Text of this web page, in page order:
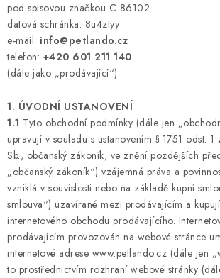
O NÁS
BLOG
ZNAČKY
PŘIHLÁSIT SE
REGISTROVAT
Kontakty
Hodnocení obchodu
pod spisovou značkou C 86102
datová schránka: 8u4ztyy
e-mail: info@petlando.cz
telefon: +420 601 211 140
(dále jako „prodávající“)
1. ÚVODNÍ USTANOVENÍ
1.1 Tyto obchodní podmínky (dále jen
upravují v souladu s ustanovením § 1751 odst.
Sb., občanský zákoník, ve znění pozdějších
„občanský zákoník“) vzájemná práva a
vzniklá v souvislosti nebo na základě kupní
smlouva“) uzavírané mezi prodávajícím a
internetového obchodu prodávajícího.
prodávajícím provozován na webové stránce
internetové adrese www.petlando.cz (dále jen
to prostřednictvím rozhraní webové stránky